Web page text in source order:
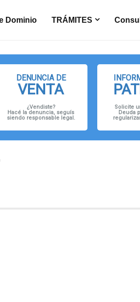
Dominio TRÁMITES
DENUNCIA DE
VENTA
¿Vendiste?
Hacé la denuncia, seguís
siendo responsable legal.
Solicite
Deuda